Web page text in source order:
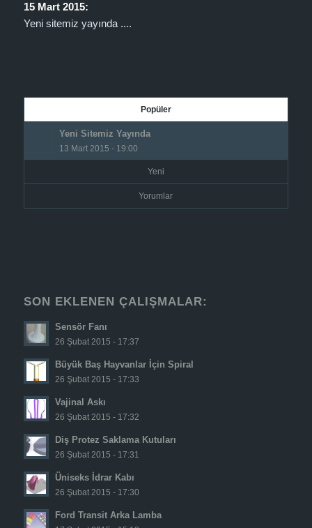
15 Mart 2015:
Yeni sitemiz yayında ....
Popüler
Yeni Sitemiz Yayında
13 Mart 2015 - 19:00
Yeni
Yorumlar
SON EKLENEN ÇALIŞMALAR:
Sensör Fanı
26 Şubat 2015 - 17:37
Büyük Baş Hayvanlar İçin Spiral
26 Şubat 2015 - 17:33
Vajinal Askı
26 Şubat 2015 - 17:32
Diş Protez Saklama Kutuları
26 Şubat 2015 - 17:31
Üniseks İdrar Kabı
26 Şubat 2015 - 17:30
Ford Transit Arka Lamba